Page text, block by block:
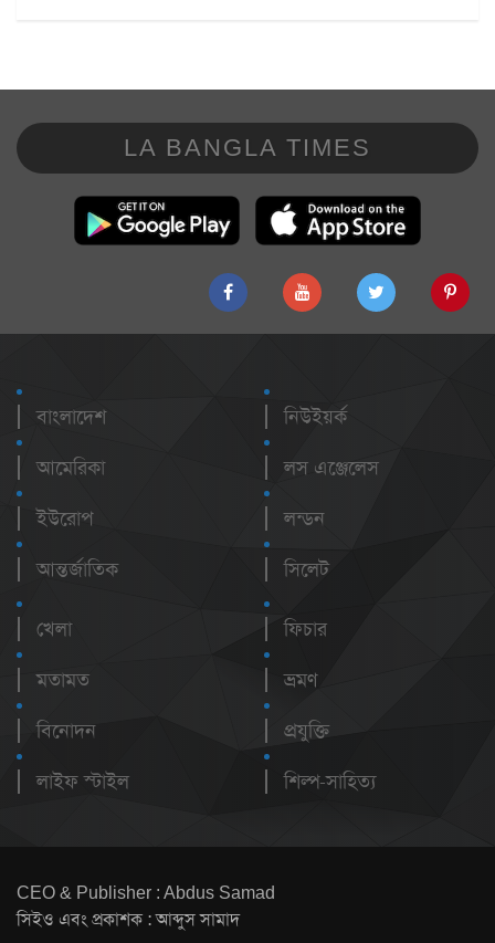
LA BANGLA TIMES
বাংলাদেশ
আমেরিকা
ইউরোপ
আন্তর্জাতিক
নিউইয়র্ক
লস এঞ্জেলেস
লন্ডন
সিলেট
খেলা
মতামত
বিনোদন
লাইফ স্টাইল
ফিচার
ভ্রমণ
প্রযুক্তি
শিল্প-সাহিত্য
CEO & Publisher : Abdus Samad
সিইও এবং প্রকাশক : আব্দুস সামাদ